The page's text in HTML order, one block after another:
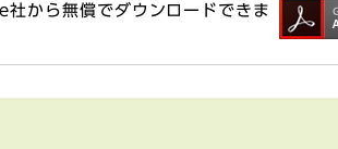
から無償でダウンロードできま